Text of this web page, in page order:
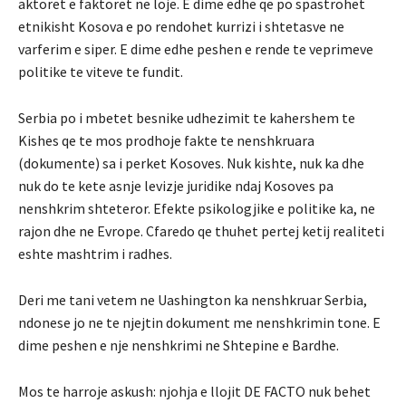
etnikisht Kosova e po rendohet kurrizi i shtetasve ne
varferim e siper. E dime edhe peshen e rende te veprimeve
politike te viteve te fundit.
Serbia po i mbetet besnike udhezimit te kahershem te
Kishes qe te mos prodhoje fakte te nenshkruara
(dokumente) sa i perket Kosoves. Nuk kishte, nuk ka dhe
nuk do te kete asnje levizje juridike ndaj Kosoves pa
nenshkrim shteteror. Efekte psikologjike e politike ka, ne
rajon dhe ne Evrope. Cfaredo qe thuhet pertej ketij realiteti
eshte mashtrim i radhes.
Deri me tani vetem ne Uashington ka nenshkruar Serbia,
ndonese jo ne te njejtin dokument me nenshkrimin tone. E
dime peshen e nje nenshkrimi ne Shtepine e Bardhe.
Mos te harroje askush: njohja e llojit DE FACTO nuk behet